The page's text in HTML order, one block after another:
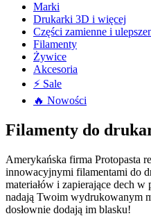
Marki
Drukarki 3D i więcej
Części zamienne i
Filamenty
Żywice
Akcesoria
⚡ Sale
🔥 Nowości
Filamenty do
Amerykańska firma Protopasta
innowacyjnymi filamentami do
materiałów i zapierające dech w
nadają Twoim wydrukowanym
dosłownie dodają im blasku!